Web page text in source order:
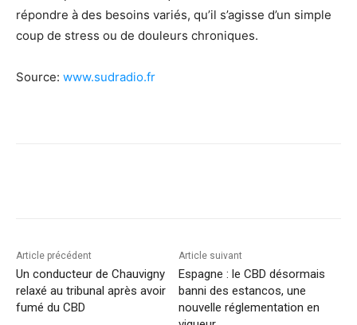
répondre à des besoins variés, qu’il s’agisse d’un simple
coup de stress ou de douleurs chroniques.
Source: www.sudradio.fr
Article précédent
Un conducteur de Chauvigny
relaxé au tribunal après avoir
fumé du CBD
Article suivant
Espagne : le CBD désormais
banni des estancos, une
nouvelle réglementation en